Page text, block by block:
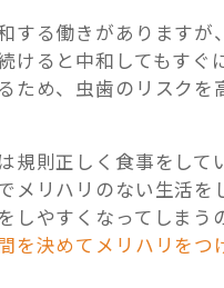
する働きがありますが
けると中和してもすぐ
ため、虫歯のリスクを
規則正しく食事をして
メリハリのない生活を
しやすくなってしまう
を決めてメリハリをつ